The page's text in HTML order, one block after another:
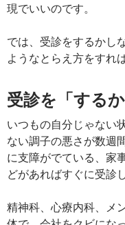
現でいいのです。
では、受診をするかし
ようなとらえ方をすれ
受診を「する
いつもの自分じゃない
ない調子の悪さが数週
に支障がでている、家
どがあればすぐに受診
精神科、心療内科、メ